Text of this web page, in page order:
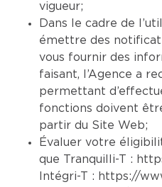
vigueur;
Dans le cadre de
émettre des
vous fournir des
faisant, l’Agence a
permettant
fonctions doivent
partir du Site Web;
Évaluer votre
que Tranquilli-T :
Intégri-T : https://